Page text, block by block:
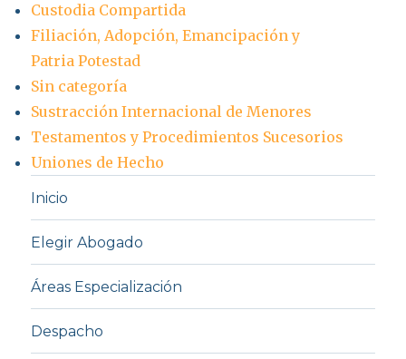
Custodia Compartida
Filiación, Adopción, Emancipación y
Patria Potestad
Sin categoría
Sustracción Internacional de Menores
Testamentos y Procedimientos Sucesorios
Uniones de Hecho
Inicio
Elegir Abogado
Áreas Especialización
Despacho